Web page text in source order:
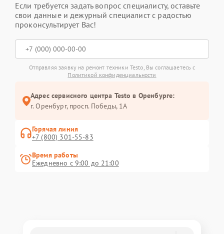
Если требуется задать вопрос специалисту, оставьте
свои данные и дежурный специалист с радостью
проконсультирует Вас!
Отправляя заявку на ремонт техники Testo, Вы соглашаетесь с
Политикой конфиденциальности
Адрес сервисного центра Testo в Оренбурге:
г. Оренбург, просп. Победы, 1А
Горячая линия
+7 (800) 301-55-83
Время работы
Ежедневно с 9:00 до 21:00